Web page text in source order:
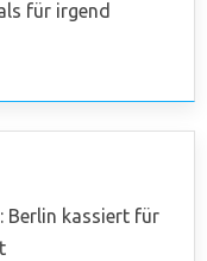
für irgend
Berlin kassiert für